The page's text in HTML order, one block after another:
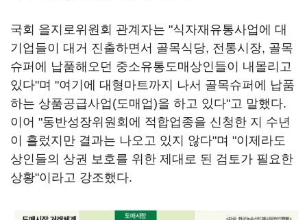
국회 을지로위원회 관계자는 "식자재유통사업에 대
기업들이 대거 진출하면서 골목식당, 전통시장, 골목
슈퍼에 납품해오던 중소유통도매상인들이 내몰리고
있다"며 "여기에 대형마트까지 나서 골목슈퍼에 납품
하는 상품공급사업(도매업)을 하고 있다"고 말했다.
이어 "동반성장위원회에 적합업종을 신청한 지 수년
이 흘렀지만 결과는 나오고 있지 않다"며 "이제라도
상인들의 상권 보호를 위한 제대로 된 검토가 필요한
상황"이라고 강조했다.